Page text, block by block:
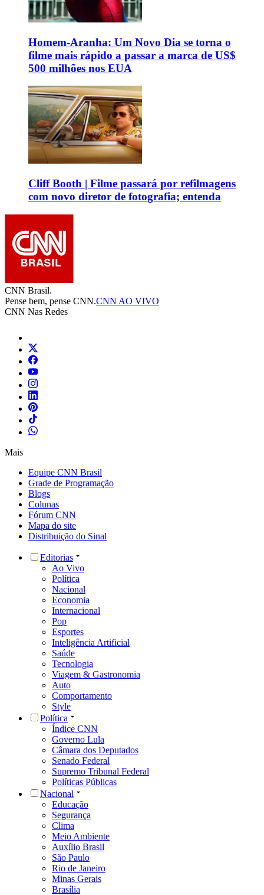
Homem-Aranha: Um Novo Dia se torna o
filme mais rápido a passar a marca de US$
500 milhões nos EUA
Cliff Booth | Filme passará por refilmagens
com novo diretor de fotografia; entenda
CNN Brasil.
Pense bem, pense CNN.CNN AO VIVO
CNN Nas Redes
Mais
Equipe CNN Brasil
Grade de Programação
Blogs
Colunas
Fórum CNN
Mapa do site
Distribuição do Sinal
Editorias
Ao Vivo
Política
Nacional
Economia
Internacional
Pop
Esportes
Inteligência Artificial
Saúde
Tecnologia
Viagem & Gastronomia
Auto
Comportamento
Style
Política
Índice CNN
Governo Lula
Câmara dos Deputados
Senado Federal
Supremo Tribunal Federal
Políticas Públicas
Nacional
Educação
Segurança
Clima
Meio Ambiente
Auxílio Brasil
São Paulo
Rio de Janeiro
Minas Gerais
Brasília